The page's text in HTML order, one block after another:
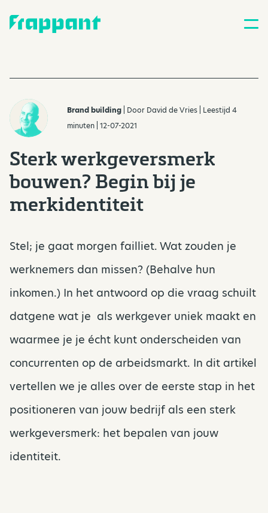
Brand building | Door David de Vries | Leestijd 4
minuten | 12-07-2021
Sterk werkgeversmerk
bouwen? Begin bij je
merkidentiteit
Stel; je gaat morgen failliet. Wat zouden je
werknemers dan missen? (Behalve hun
inkomen.) In het antwoord op die vraag schuilt
datgene wat je als werkgever uniek maakt en
waarmee je je écht kunt onderscheiden van
concurrenten op de arbeidsmarkt. In dit artikel
vertellen we je alles over de eerste stap in het
positioneren van jouw bedrijf als een sterk
werkgeversmerk: het bepalen van jouw
identiteit.